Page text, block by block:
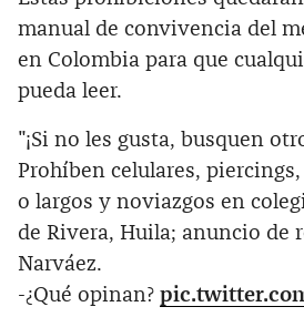
manual de convivencia del
en Colombia para que
pueda leer.
"¡Si no les gusta, busquen
Prohíben celulares,
o largos y noviazgos en
de Rivera, Huila; anuncio de
Narváez.
-¿Qué opinan?